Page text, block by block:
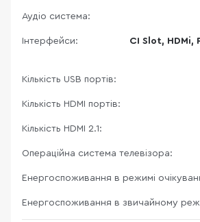
Аудіо система:
Інтерфейси:
CI Slot, HDMi,
Кількість USB портів:
Кількість HDMI портів:
Кількість HDMI 2.1:
Операційна система телевізора:
Енергоспоживання в режимі
Енергоспоживання в звичайному